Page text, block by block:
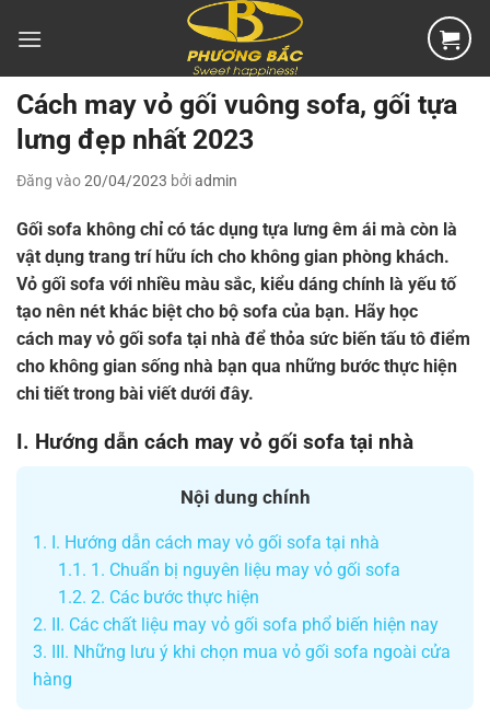
qua
dungCách may vỏ gối vuông sofa, gối tựa
lưng đẹp nhất 2023
Đăng vào20/04/2023 bởiadmin
Gối sofa không chỉ có tác dụng tựa lưng êm ái mà còn là
vật dụng trang trí hữu ích cho không gian phòng khách.
Vỏ gối sofa với nhiều màu sắc, kiểu dáng chính là yếu tố
tạo nên nét khác biệt cho bộ sofa của bạn. Hãy học
cách may vỏ gối sofa tại nhà để thỏa sức biến tấu tô điểm
cho không gian sống nhà bạn qua những bước thực hiện
chi tiết trong bài viết dưới đây.
I. Hướng dẫn cách may vỏ gối sofa tại nhà
Nội dung chính
1. I. Hướng dẫn cách may vỏ gối sofa tại nhà
1.1. 1. Chuẩn bị nguyên liệu may vỏ gối sofa
1.2. 2. Các bước thực hiện
2. II. Các chất liệu may vỏ gối sofa phổ biến hiện nay
3. III. Những lưu ý khi chọn mua vỏ gối sofa ngoài cửa
hàng